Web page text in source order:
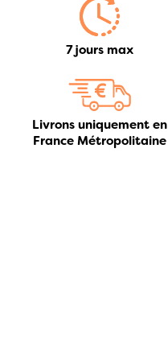
7 jours max
Livrons uniquement en
France Métropolitaine